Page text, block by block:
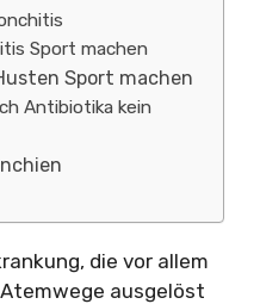
Sport machen
Sport machen
Antibiotika kein
die vor allem
ausgelöst